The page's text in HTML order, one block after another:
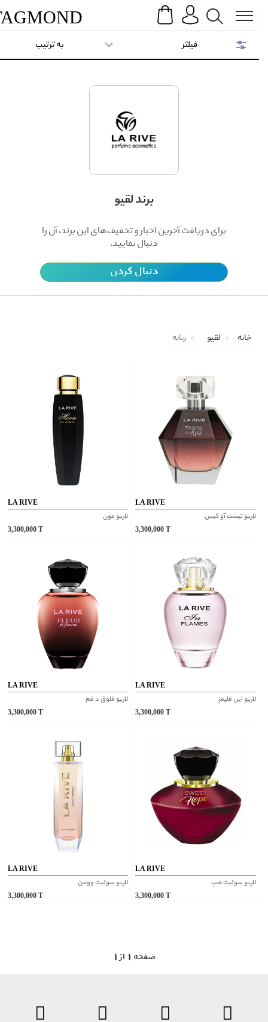
Search
TAGMOND
برند لقیو
برای دریافت آخرین اخبار و تخفیف‌های این برند، آن را
دنبال نمایید.
دنبال کردن
به ترتیب
خانه لقیو زنانه
LA RIVE
لاریو مون
3,300,000
LA RIVE
لاریو تیست آو کیس
3,300,000
LA RIVE
لاریو فلوق د فم
3,300,000
LA RIVE
لاریو این فلیمز
3,300,000
LA RIVE
لاریو سوئیت وومن
3,300,000
LA RIVE
لاریو سوئیت هپ
3,300,000
1 صفحه 1 از
فیلتر